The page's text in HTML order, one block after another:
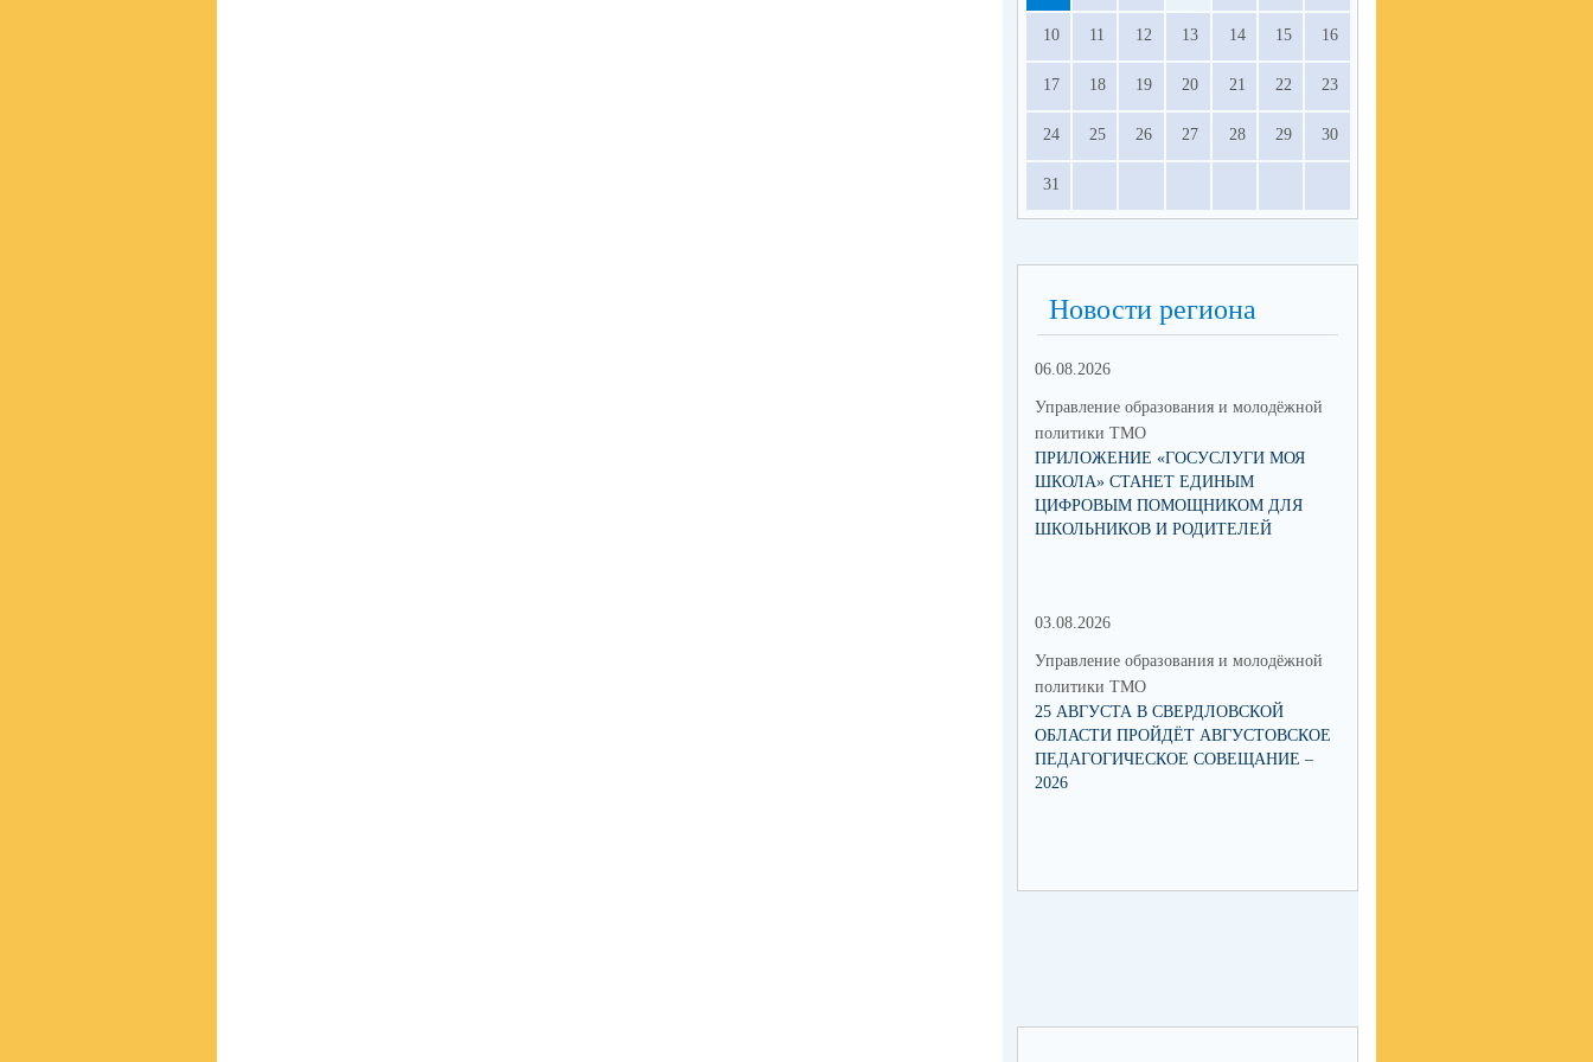
10 11 12 13 14 15 16
17 18 19 20 21 22 23
24 25 26 27 28 29 30
31
Новости региона
06.08.2026
Управление образования и молодёжной
политики ТМО
ПРИЛОЖЕНИЕ «ГОСУСЛУГИ МОЯ
ШКОЛА» СТАНЕТ ЕДИНЫМ
ЦИФРОВЫМ ПОМОЩНИКОМ ДЛЯ
ШКОЛЬНИКОВ И РОДИТЕЛЕЙ
03.08.2026
Управление образования и молодёжной
политики ТМО
25 АВГУСТА В СВЕРДЛОВСКОЙ
ОБЛАСТИ ПРОЙДЁТ АВГУСТОВСКОЕ
ПЕДАГОГИЧЕСКОЕ СОВЕЩАНИЕ –
2026